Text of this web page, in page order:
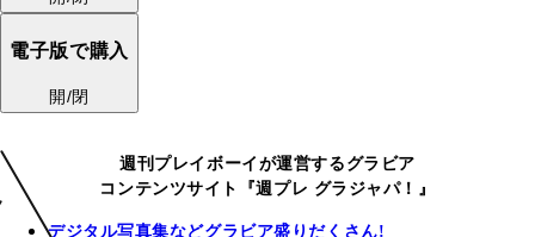
電子版で購入
開/閉
週刊プレイボーイが運営するグラビア
コンテンツサイト『週プレ グラジャパ！』
デジタル写真集などグラビア盛りだくさん!